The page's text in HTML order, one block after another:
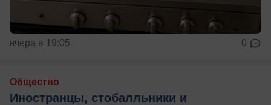
вчера в 19:05 0
Общество
Иностранцы, стобалльники и